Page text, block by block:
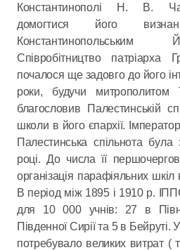
Константинополі Н. В.
домогтися його
Константинопольським
Співробітництво патріарха
почалося ще задовго до його
роки, будучи митрополитом
благословив Палестинській
школи в його єпархії.
Палестинська спільнота
році. До числа її
організація парафіяльних
В період між 1895 і 1910 р.
для 10 000 учнів: 27 в
Південної Сирії та 5 в Бейруті.
потребувало великих витрат (